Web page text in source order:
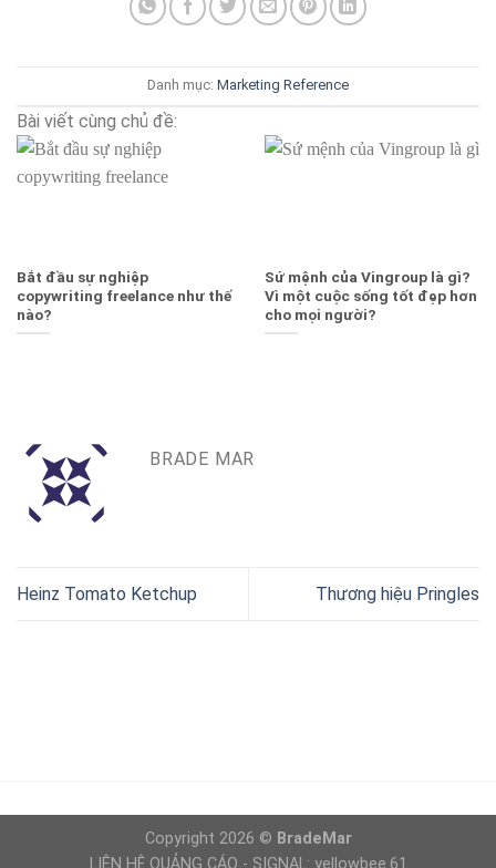
Danh mục: Marketing Reference
Bài viết cùng chủ đề:
Bắt đầu sự nghiệp
copywriting freelance như thế
nào?
Sứ mệnh của Vingroup là gì?
Vì một cuộc sống tốt đẹp hơn
cho mọi người?
BRADE MAR
Heinz Tomato Ketchup Thương hiệu Pringles
Copyright 2026 © BradeMar
LIÊN HỆ QUẢNG CÁO - SIGNAL: yellowbee.61